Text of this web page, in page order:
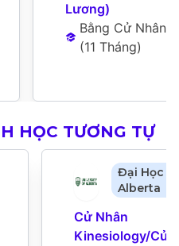
Lương)
Bằng Cử Nhân
(11 Tháng)
HỌC TƯƠNG TỰ
Đại Học
Alberta
Cử Nhân
Kinesiology/Cử